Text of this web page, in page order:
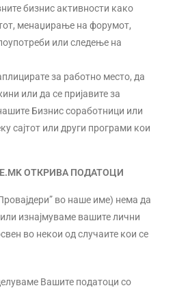
бизнис активности како
менаџирање на форумот,
или следење на
за работно место, да
или да се пријавите за
Бизнис соработници или
сајтот или други програми кои
ОТКРИВА ПОДАТОЦИ
во наше име) нема да
изнајмуваме вашите лични
во некои од случаите кои се
Вашите податоци со